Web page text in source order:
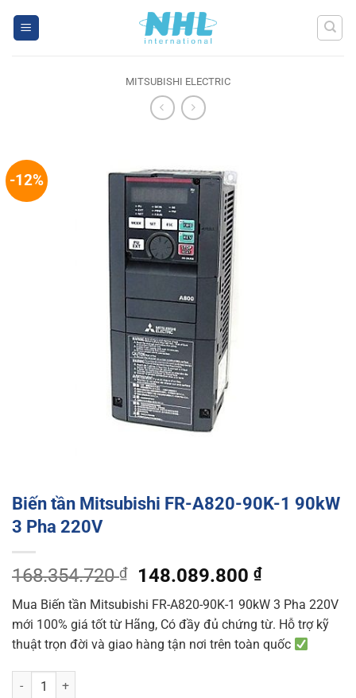
MITSUBISHI ELECTRIC
-12%
Biến tần Mitsubishi FR-A820-90K-1 90kW
3 Pha 220V
168.354.720₫
Original
price
was:
168.354.720 ₫.
148.089.800₫Current
price
is:
Mua Biến tần Mitsubishi FR-A820-90K-1 90kW 3 Pha 220V
mới 100% giá tốt từ Hãng, Có đầy đủ chứng từ. Hỗ trợ kỹ
thuật trọn đời và giao hàng tận nơi trên toàn quốc
Biến tần Mitsubishi FR-A820-90K-1 90kW 3 Pha 220V quantity